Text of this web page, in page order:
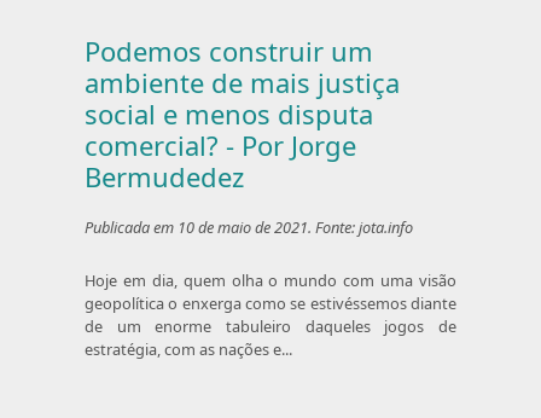
Podemos construir um
ambiente de mais justiça
social e menos disputa
comercial? - Por Jorge
Bermudedez
Publicada em 10 de maio de 2021. Fonte: jota.info
Hoje em dia, quem olha o mundo com uma visão
geopolítica o enxerga como se estivéssemos diante
de um enorme tabuleiro daqueles jogos de
estratégia, com as nações e...